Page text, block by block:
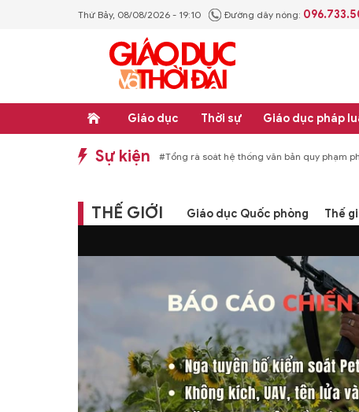
Thứ Bảy, 08/08/2026 - 19:10 Đường dây nóng:
Giáo dục Thời sự Giáo dục pháp
Sự kiện
#Thực học - Thực nghiệp #Tổng rà soát hệ thống văn bản quy phạm
THẾ GIỚI Giáo dục Quốc phòng Thế